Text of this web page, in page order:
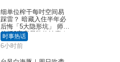
细单位榨干每吋空间易
踩雷？ 暗藏入住半年必
后悔「5大隐形坑」 师傅
传授6字家居装修锦囊｜
Juicy叮
时事热话
6小时前